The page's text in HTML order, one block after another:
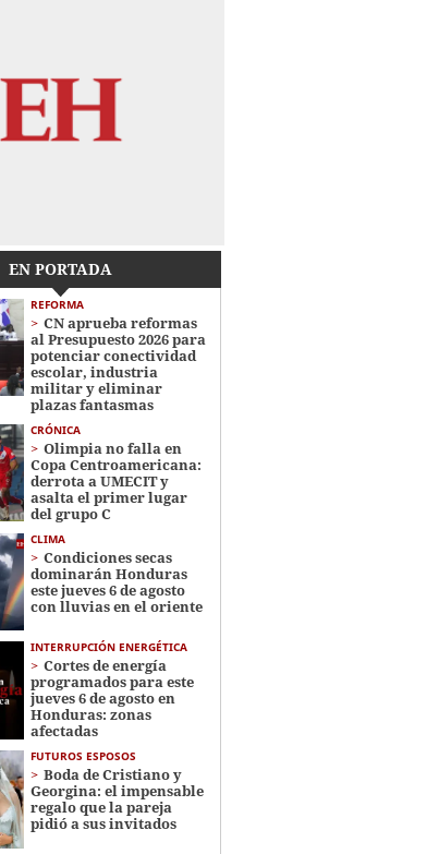
EN PORTADA
REFORMA
CN aprueba reformas
al Presupuesto 2026 para
potenciar conectividad
escolar, industria
militar y eliminar
plazas fantasmas
CRÓNICA
Olimpia no falla en
Copa Centroamericana:
derrota a UMECIT y
asalta el primer lugar
del grupo C
CLIMA
Condiciones secas
dominarán Honduras
este jueves 6 de agosto
con lluvias en el oriente
INTERRUPCIÓN ENERGÉTICA
Cortes de energía
programados para este
jueves 6 de agosto en
Honduras: zonas
afectadas
FUTUROS ESPOSOS
Boda de Cristiano y
Georgina: el impensable
regalo que la pareja
pidió a sus invitados